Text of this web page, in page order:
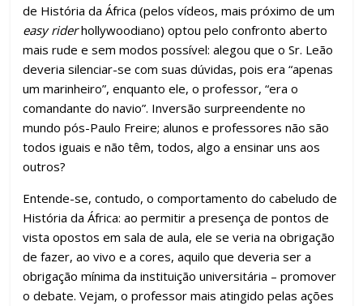
de História da África (pelos vídeos, mais próximo de um
easy riderhollywoodiano) optou pelo confronto aberto
mais rude e sem modos possível: alegou que o Sr. Leão
deveria silenciar-se com suas dúvidas, pois era “apenas
um marinheiro”, enquanto ele, o professor, “era o
comandante do navio”. Inversão surpreendente no
mundo pós-Paulo Freire; alunos e professores não são
todos iguais e não têm, todos, algo a ensinar uns aos
outros?
Entende-se, contudo, o comportamento do cabeludo de
História da África: ao permitir a presença de pontos de
vista opostos em sala de aula, ele se veria na obrigação
de fazer, ao vivo e a cores, aquilo que deveria ser a
obrigação mínima da instituição universitária – promover
o debate. Vejam, o professor mais atingido pelas ações